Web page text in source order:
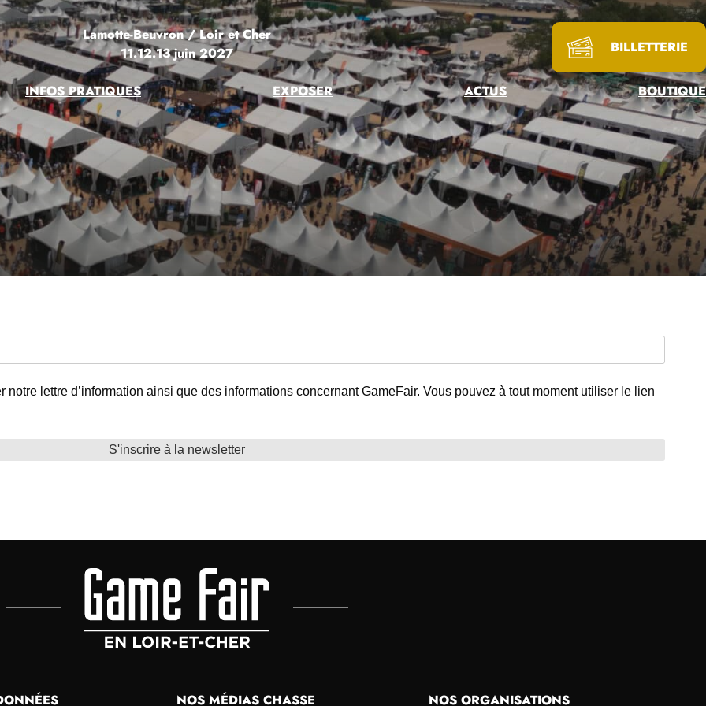
Lamotte-Beuvron / Loir et Cher
11.12.13 juin 2027
BILLETTERIE
INFOS PRATIQUES EXPOSER ACTUS BOUTIQUE
lettre d’information ainsi que des informations concernant GameFair. Vous pouvez à tout moment utiliser le lien
NOS MÉDIAS CHASSE NOS ORGANISATIONS